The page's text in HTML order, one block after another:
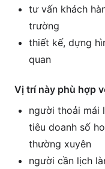
tư vấn khách
trường
thiết kế, dựng
quan
Vị trí này phù hợp
người thoải mái
tiêu doanh số
thường xuyên
người cần lịch